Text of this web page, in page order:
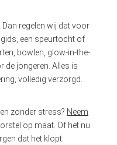
regelen wij dat voor
een speurtocht of
bowlen, glow-in-the-
de jongeren. Alles is
volledig verzorgd.
zonder stress? Neem
op maat. Of het nu
dat het klopt.